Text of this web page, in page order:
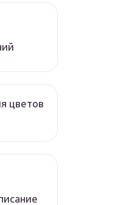
цветов